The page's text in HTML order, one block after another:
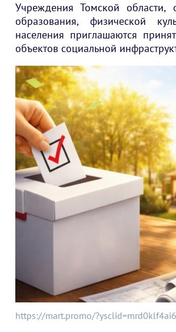
Учреждения Томской области,
образования, физической
населения приглашаются
объектов социальной
https://mart.promo/